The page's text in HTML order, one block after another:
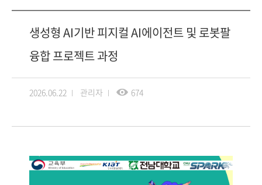
생성형 AI기반 피지컬 AI에이전트 및 로봇팔
융합 프로젝트 과정
2026.06.22 관리자 674